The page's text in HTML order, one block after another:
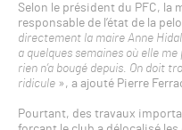
Selon le président du PFC, la
responsable de l’état de la
directement la maire Anne
a quelques semaines où elle
rien n’a bougé depuis. On doit
ridicule», a ajouté Pierre
Pourtant, des travaux